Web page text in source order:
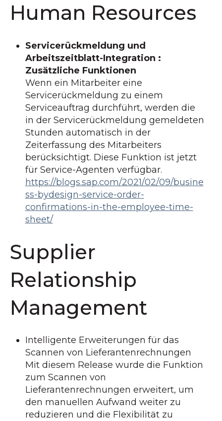
Human Resources
Servicerückmeldung und
Arbeitszeitblatt-Integration :
Zusätzliche Funktionen
Wenn ein Mitarbeiter eine
Servicerückmeldung zu einem
Serviceauftrag durchführt, werden die
in der Servicerückmeldung gemeldeten
Stunden automatisch in der
Zeiterfassung des Mitarbeiters
berücksichtigt. Diese Funktion ist jetzt
für Service-Agenten verfügbar.
https://blogs.sap.com/2021/02/09/busine
ss-bydesign-service-order-
confirmations-in-the-employee-time-
sheet/
Supplier
Relationship
Management
Intelligente Erweiterungen für das
Scannen von Lieferantenrechnungen
Mit diesem Release wurde die Funktion
zum Scannen von
Lieferantenrechnungen erweitert, um
den manuellen Aufwand weiter zu
reduzieren und die Flexibilität zu